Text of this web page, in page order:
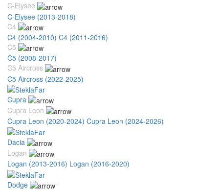
C-Elysee
C-Elysee (2013-2018)
C4
C4 (2004-2010) C4 (2011-2016)
C5
C5 (2008-2017)
C5 Aircross
C5 Aircross (2022-2025)
Cupra
Cupra Leon
Cupra Leon (2020-2024) Cupra Leon (2024-2026)
Dacia
Logan
Logan (2013-2016) Logan (2016-2020)
Dodge